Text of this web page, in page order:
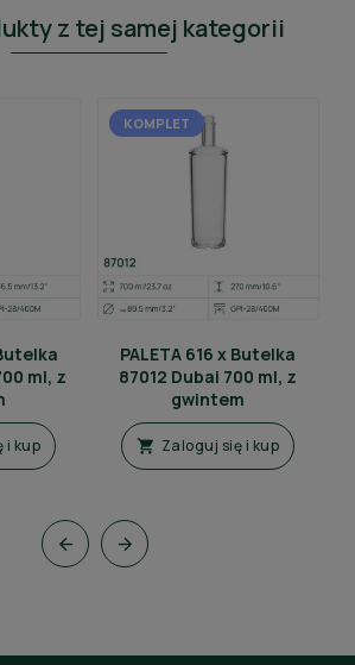
z tej samej kategorii
ml, z
i kup
KOMPLET
PALETA 616 x Butelka
87012 Dubai 700 ml, z
gwintem
 Zaloguj się i kup
 